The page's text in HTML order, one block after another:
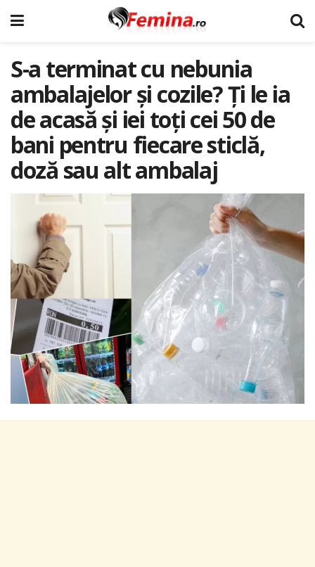
S-a terminat cu nebunia
ambalajelor şi cozile? Ţi le ia
de acasă şi iei toţi cei 50 de
bani pentru fiecare sticlă,
doză sau alt ambalaj